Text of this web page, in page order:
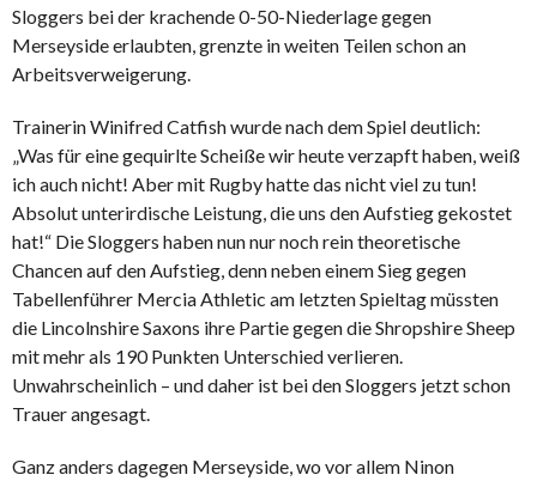
Sloggers bei der krachende 0-50-Niederlage gegen
Merseyside erlaubten, grenzte in weiten Teilen schon an
Arbeitsverweigerung.
Trainerin Winifred Catfish wurde nach dem Spiel deutlich:
„Was für eine gequirlte Scheiße wir heute verzapft haben, weiß
ich auch nicht! Aber mit Rugby hatte das nicht viel zu tun!
Absolut unterirdische Leistung, die uns den Aufstieg gekostet
hat!“ Die Sloggers haben nun nur noch rein theoretische
Chancen auf den Aufstieg, denn neben einem Sieg gegen
Tabellenführer Mercia Athletic am letzten Spieltag müssten
die Lincolnshire Saxons ihre Partie gegen die Shropshire Sheep
mit mehr als 190 Punkten Unterschied verlieren.
Unwahrscheinlich – und daher ist bei den Sloggers jetzt schon
Trauer angesagt.
Ganz anders dagegen Merseyside, wo vor allem Ninon